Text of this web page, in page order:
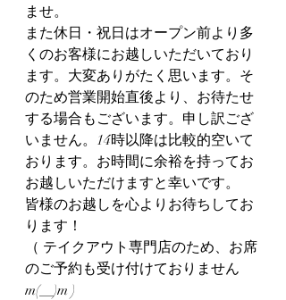
ませ。
また休日・祝日はオープン前より多
くのお客様にお越しいただいており
ます。大変ありがたく思います。そ
のため営業開始直後より、お待たせ
する場合もございます。申し訳ござ
いません。14時以降は比較的空いて
おります。お時間に余裕を持ってお
お越しいただけますと幸いです。
皆様のお越しを心よりお待ちしてお
ります！
（ テイクアウト専門店のため、お席
のご予約も受け付けておりません
m(__)m )